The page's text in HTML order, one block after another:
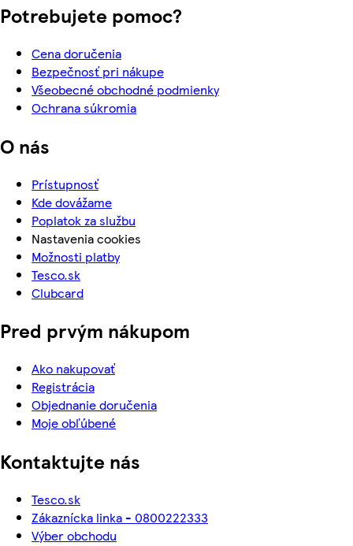
Potrebujete pomoc?
Cena doručenia
Bezpečnosť pri nákupe
Všeobecné obchodné podmienky
Ochrana súkromia
O nás
Prístupnosť
Kde dovážame
Poplatok za službu
Nastavenia cookies
Možnosti platby
Tesco.sk
Clubcard
Pred prvým nákupom
Ako nakupovať
Registrácia
Objednanie doručenia
Moje obľúbené
Kontaktujte nás
Tesco.sk
Zákaznícka linka - 0800222333
Výber obchodu